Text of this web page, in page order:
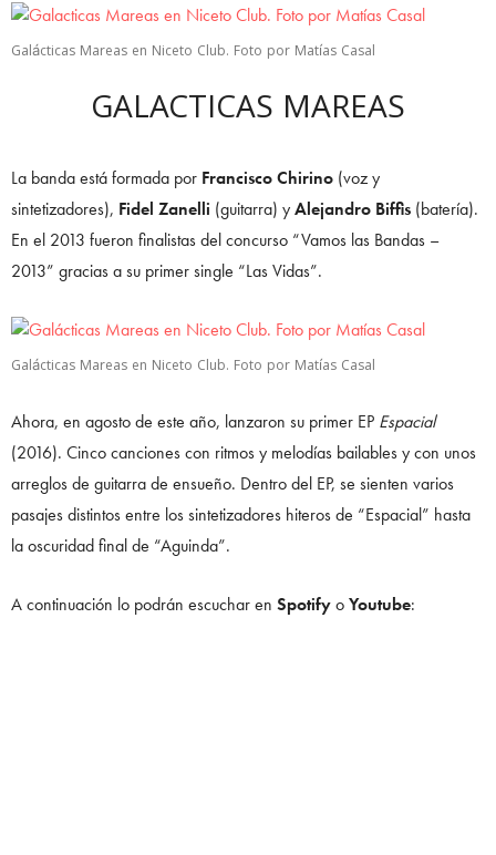
Galácticas Mareas en Niceto Club. Foto por Matías Casal
GALACTICAS MAREAS
La banda está formada por Francisco Chirino (voz y
sintetizadores), Fidel Zanelli (guitarra) yAlejandro Biffis (batería).
En el 2013 fueron finalistas del concurso “Vamos las Bandas –
2013” gracias a su primer single “Las Vidas”.
Galácticas Mareas en Niceto Club. Foto por Matías Casal
Ahora, en agosto de este año, lanzaron su primer EP Espacial
(2016). Cinco canciones con ritmos y melodías bailables y con unos
arreglos de guitarra de ensueño. Dentro del EP, se sienten varios
pasajes distintos entre los sintetizadores hiteros de “Espacial” hasta
la oscuridad final de “Aguinda”.
A continuación lo podrán escuchar en SpotifyoYoutube: